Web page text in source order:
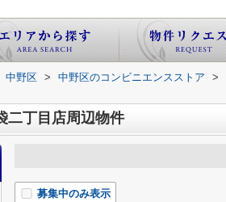
中野区 > 中野区のコンビニエンスストア >
二丁目店周辺物件
募集中のみ表示